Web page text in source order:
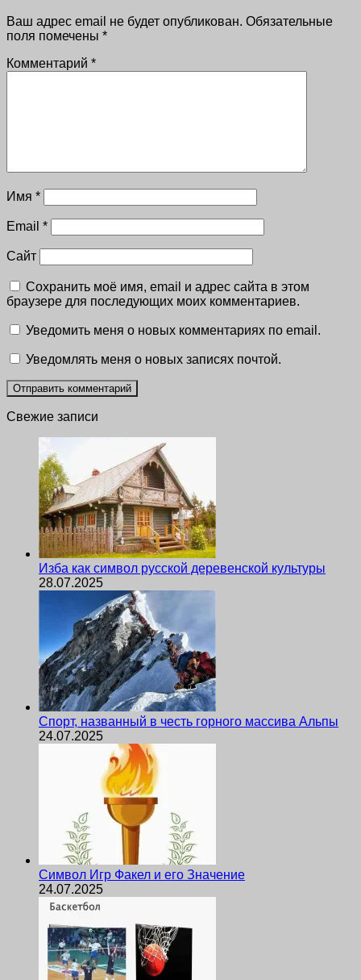
Ваш адрес email не будет опубликован. Обязательные
поля помечены *
Комментарий *
Имя *
Email *
Сайт
Сохранить моё имя, email и адрес сайта в этом
браузере для последующих моих комментариев.
Уведомить меня о новых комментариях по email.
Уведомлять меня о новых записях почтой.
Свежие записи
Изба как символ русской деревенской культуры
28.07.2025
Спорт, названный в честь горного массива Альпы
24.07.2025
Символ Игр Факел и его Значение
24.07.2025